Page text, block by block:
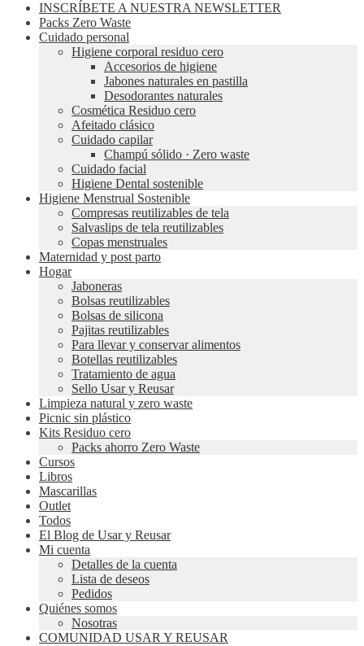
INSCRÍBETE A NUESTRA NEWSLETTER
Packs Zero Waste
Cuidado personal
Higiene corporal residuo cero
Accesorios de higiene
Jabones naturales en pastilla
Desodorantes naturales
Cosmética Residuo cero
Afeitado clásico
Cuidado capilar
Champú sólido · Zero waste
Cuidado facial
Higiene Dental sostenible
Higiene Menstrual Sostenible
Compresas reutilizables de tela
Salvaslips de tela reutilizables
Copas menstruales
Maternidad y post parto
Hogar
Jaboneras
Bolsas reutilizables
Bolsas de silicona
Pajitas reutilizables
Para llevar y conservar alimentos
Botellas reutilizables
Tratamiento de agua
Sello Usar y Reusar
Limpieza natural y zero waste
Picnic sin plástico
Kits Residuo cero
Packs ahorro Zero Waste
Cursos
Libros
Mascarillas
Outlet
Todos
El Blog de Usar y Reusar
Mi cuenta
Detalles de la cuenta
Lista de deseos
Pedidos
Quiénes somos
Nosotras
COMUNIDAD USAR Y REUSAR